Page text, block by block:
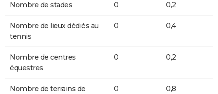
Nombre de stades 0 0,2
Nombre de lieux dédiés au
tennis
0 0,4
Nombre de centres
équestres
0 0,2
Nombre de terrains de
0 0,8